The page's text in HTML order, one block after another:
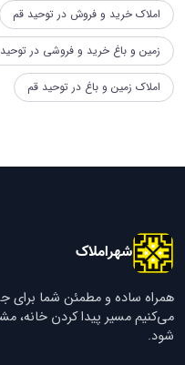
املاک خرید و فروش در توحید قم
زمین و باغ خرید و فروشی در
املاک زمین و باغ در توحید قم
شهراملاک
همراه ساده و مطمئن شما برای
می‌کنیم مسیر پیدا کردن خانه،
شود.